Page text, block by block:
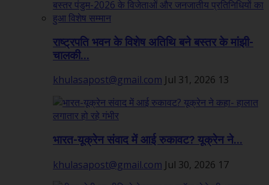
राष्ट्रपति भवन के विशेष अतिथि बने बस्तर के मांझी-
चालकी...
khulasapost@gmail.com Jul 31, 2026 13
भारत-यूक्रेन संवाद में आई रुकावट? यूक्रेन ने...
khulasapost@gmail.com Jul 30, 2026 17